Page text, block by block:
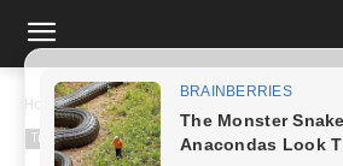
Home Tin tức Hằng Du Mục bị "bắt bài"
Tin tức